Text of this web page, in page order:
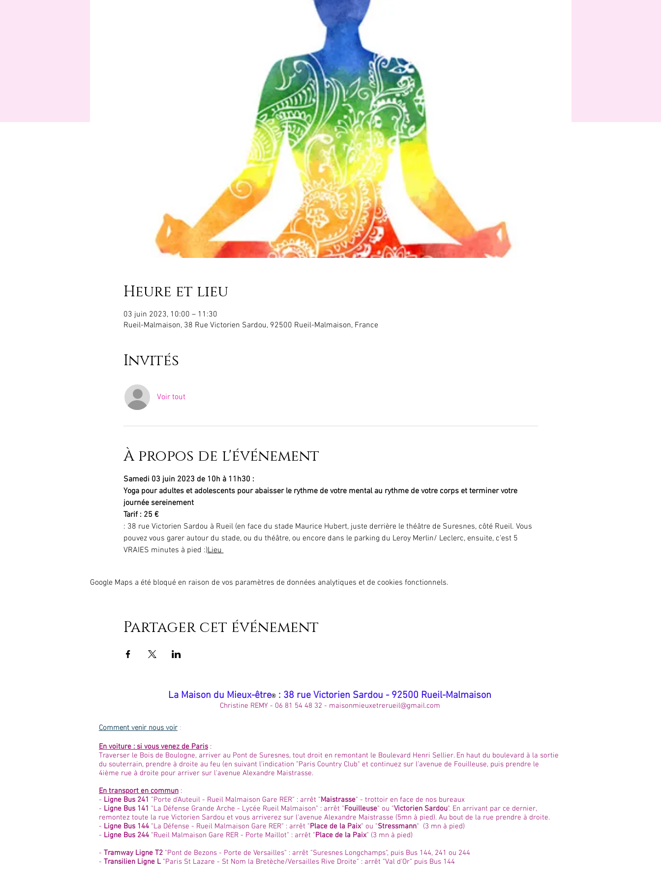
Heure et lieu
03 juin 2023, 10:00 – 11:30
Rueil-Malmaison, 38 Rue Victorien Sardou, 92500 Rueil-Malmaison, France
Invités
Voir tout
À propos de l'événement
Samedi 03 juin 2023 de 10h à 11h30 :
Yoga pour adultes et adolescents pour abaisser le rythme de votre mental au rythme de votre corps et terminer votre
journée sereinement
Tarif : 25 €
: 38 rue Victorien Sardou à Rueil (en face du stade Maurice Hubert, juste derrière le théâtre de Suresnes, côté Rueil. Vous
pouvez vous garer autour du stade, ou du théâtre, ou encore dans le parking du Leroy Merlin/ Leclerc, ensuite, c'est 5
VRAIES minutes à pied :)Lieu
Google Maps a été bloqué en raison de vos paramètres de données analytiques et de cookies fonctionnels.
Partager cet événement
​La Maison du Mieux-être® : 38 rue Victorien Sardou - 92500 Rueil-Malmaison
Christine REMY - 06 81 54 48 32 - maisonmieuxetrerueil@gmail.com
Comment venir nous voir:
En voiture : si vous venez de Paris :
Traverser le Bois de Boulogne, arriver au Pont de Suresnes, tout droit en remontant le Boulevard Henri Sellier. En haut du boulevard à la sortie
du souterrain, prendre à droite au feu (en suivant l'indication "Paris Country Club" et continuez sur l'avenue de Fouilleuse, puis prendre le
4ième rue à droite pour arriver sur l'avenue Alexandre Maistrasse.
En transport en commun :
- Ligne Bus 241 "Porte d'Auteuil - Rueil Malmaison Gare RER" : arrêt "Maistrasse" - trottoir en face de nos bureaux
- Ligne Bus 141 "La Défense Grande Arche - Lycée Rueil Malmaison" : arrêt "Fouilleuse" ou "Victorien Sardou". En arrivant par ce dernier,
remontez toute la rue Victorien Sardou et vous arriverez sur l'avenue Alexandre Maistrasse (5mn à pied). Au bout de la rue prendre à droite.
- Ligne Bus 144 "La Défense - Rueil Malmaison Gare RER" : arrêt "Place de la Paix" ou "Stressmann" (3 mn à pied)
- Ligne Bus 244 "Rueil Malmaison Gare RER - Porte Maillot" : arrêt "Place de la Paix" (3 mn à pied)
- Tramway Ligne T2 "Pont de Bezons - Porte de Versailles" : arrêt "Suresnes Longchamps", puis Bus 144, 241 ou 244
- Transilien Ligne L"Paris St Lazare - St Nom la Bretèche/Versailles Rive Droite" : arrêt "Val d'Or" puis Bus 144